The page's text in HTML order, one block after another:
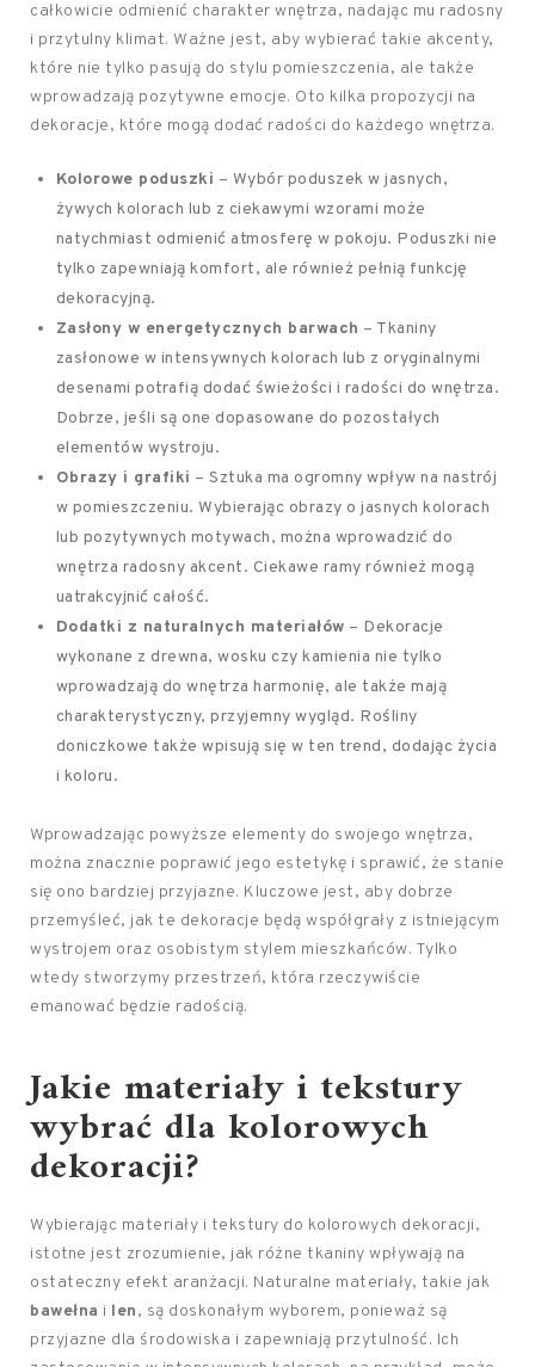
całkowicie odmienić charakter wnętrza, nadając mu radosny
i przytulny klimat. Ważne jest, aby wybierać takie akcenty,
które nie tylko pasują do stylu pomieszczenia, ale także
wprowadzają pozytywne emocje. Oto kilka propozycji na
dekoracje, które mogą dodać radości do każdego wnętrza.
Kolorowe poduszki – Wybór poduszek w jasnych,
żywych kolorach lub z ciekawymi wzorami może
natychmiast odmienić atmosferę w pokoju. Poduszki nie
tylko zapewniają komfort, ale również pełnią funkcję
dekoracyjną.
Zasłony w energetycznych barwach – Tkaniny
zasłonowe w intensywnych kolorach lub z oryginalnymi
desenami potrafią dodać świeżości i radości do wnętrza.
Dobrze, jeśli są one dopasowane do pozostałych
elementów wystroju.
Obrazy i grafiki – Sztuka ma ogromny wpływ na nastrój
w pomieszczeniu. Wybierając obrazy o jasnych kolorach
lub pozytywnych motywach, można wprowadzić do
wnętrza radosny akcent. Ciekawe ramy również mogą
uatrakcyjnić całość.
Dodatki z naturalnych materiałów – Dekoracje
wykonane z drewna, wosku czy kamienia nie tylko
wprowadzają do wnętrza harmonię, ale także mają
charakterystyczny, przyjemny wygląd. Rośliny
doniczkowe także wpisują się w ten trend, dodając życia
i koloru.
Wprowadzając powyższe elementy do swojego wnętrza,
można znacznie poprawić jego estetykę i sprawić, że stanie
się ono bardziej przyjazne. Kluczowe jest, aby dobrze
przemyśleć, jak te dekoracje będą współgrały z istniejącym
wystrojem oraz osobistym stylem mieszkańców. Tylko
wtedy stworzymy przestrzeń, która rzeczywiście
emanować będzie radością.
Jakie materiały i tekstury
wybrać dla kolorowych
dekoracji?
Wybierając materiały i tekstury do kolorowych dekoracji,
istotne jest zrozumienie, jak różne tkaniny wpływają na
ostateczny efekt aranżacji. Naturalne materiały, takie jak
bawełna i len, są doskonałym wyborem, ponieważ są
przyjazne dla środowiska i zapewniają przytulność. Ich